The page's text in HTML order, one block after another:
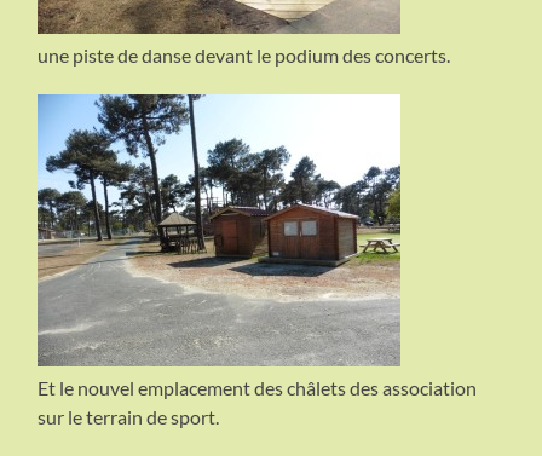
une piste de danse devant le podium des concerts.
Et le nouvel emplacement des châlets des association
sur le terrain de sport.